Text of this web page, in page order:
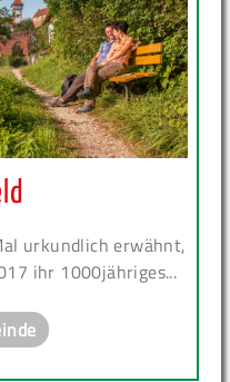
urkundlich erwähnt,
ihr 1000jähriges...